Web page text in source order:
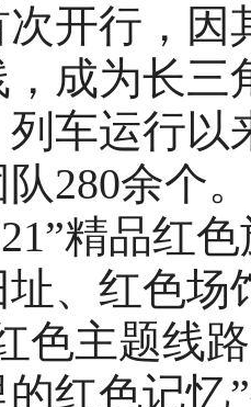
开行，因
，成为长
车运行以
280余个
精品红
、红色场
色主题线
红色记忆